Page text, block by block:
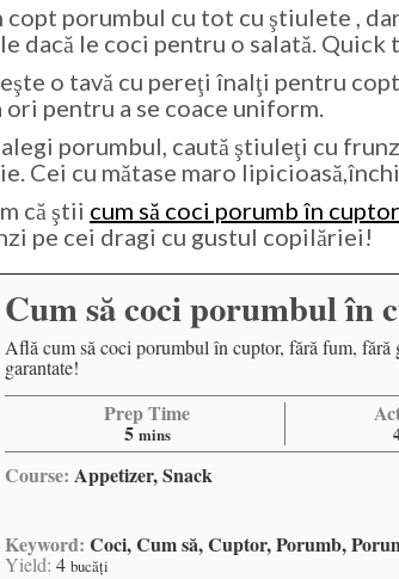
copt porumbul cu tot cu ştiulete ,
dacă le coci pentru o salată.
o tavă cu pereţi înalţi pentru
ori pentru a se coace uniform.
porumbul, caută ştiuleţi cu
Cei cu mătase maro
că ştii cum să coci porumb în cuptor
pe cei dragi cu gustul copilăriei!
Cum să coci porumbul în
Află cum să coci porumbul în cuptor, fără fum, fără
garantate!
Prep Time
5 mins
Course: Appetizer, Snack
Keyword: Coci, Cum să, Cuptor, Porumb,
Yield: 4 bucăţi